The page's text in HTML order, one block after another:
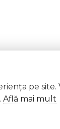
pot fi
diferențe,
pe site.
. Află mai mult